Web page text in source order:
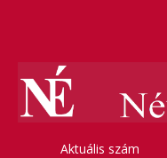
Aktuális szám